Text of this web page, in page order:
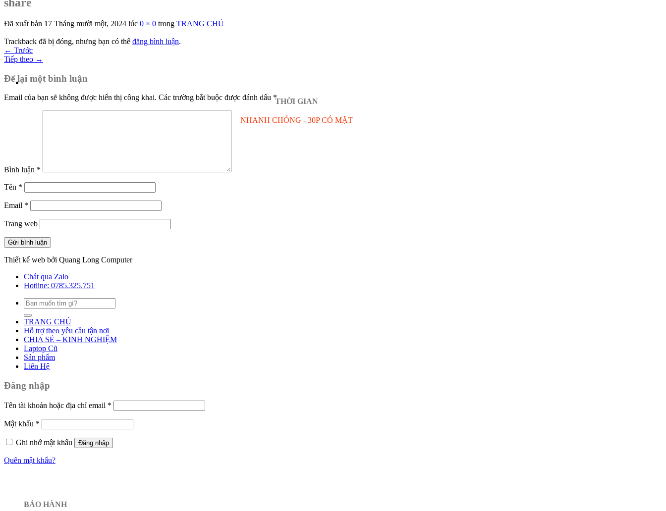
THỜI GIAN
NHANH CHÓNG - 30P CÓ MẶT
BẢO HÀNH
Đã xuất bản 17 Tháng mười một, 2024 lúc 0 × 0 trong TRANG CHỦ
Trackback đã bị đóng, nhưng bạn có thể đăng bình luận.
← Trước
Tiếp theo →
Để lại một bình luận
Email của bạn sẽ không được hiển thị công khai. Các trường bắt buộc được đánh dấu *
Bình luận *
Tên *
Email *
Trang web
Thiết kế web bởi Quang Long Computer
Chát qua Zalo
Hotline: 0785.325.751
Tìm
kiếm:
TRANG CHỦ
Hỗ trợ theo yêu cầu tận nơi
CHIA SẺ – KINH NGHIỆM
Laptop Cũ
Sản phẩm
Liên Hệ
Đăng nhập
Tên tài khoản hoặc địa chỉ email *
Mật khẩu *
Ghi nhớ mật khẩu Đăng nhập
Quên mật khẩu?